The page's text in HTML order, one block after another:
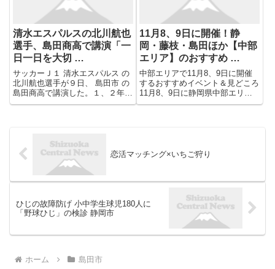
清水エスパルスの北川航也
選手、島田商高で講演「一
日一日を大切 …
サッカーＪ１ 清水エスパルス の
北川航也選手が９日、 島田市 の
島田商高で講演した。１、２年生
約３３０人が夢や練習に向き合う
11月8、9日に開催！静
岡・藤枝・島田ほか【中部
エリア】のおすすめ …
中部エリアで11月8、9日に開催
するおすすめイベント＆見どころ
11月8、9日に静岡県中部エリア
で開催予定のイベントから、アッ
恋活マッチング×いちご狩り
ひじの故障防げ 小中学生球児180人に
「野球ひじ」の検診 静岡市
ホーム 島田市